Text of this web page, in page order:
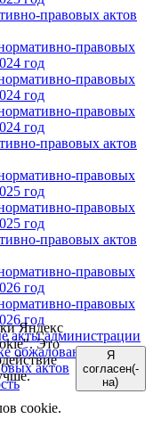
правовых актов
правовых
год
правовых
год
правовых
год
правовых актов
правовых
год
правовых
год
правовых актов
правовых
год
правовых
год
акты администрации
обжалования
актов
Яндекс
Это
cookie.
Я
согласен(-
на)